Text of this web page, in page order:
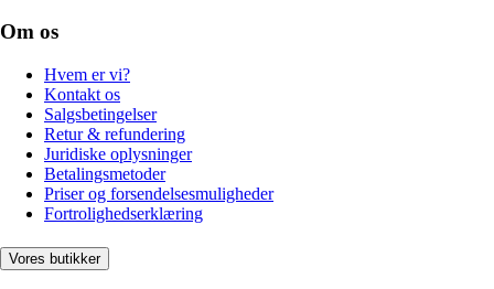
Om os
Hvem er vi?
Kontakt os
Salgsbetingelser
Retur & refundering
Juridiske oplysninger
Betalingsmetoder
Priser og forsendelsesmuligheder
Fortrolighedserklæring
Vores butikker